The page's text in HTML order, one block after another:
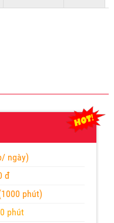
ngày)
đ
phút)
phút